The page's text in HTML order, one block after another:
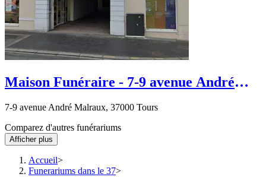
Maison Funéraire - 7-9 avenue André
7-9 avenue André Malraux, 37000 Tours
Comparez d'autres funérariums
Afficher plus
Accueil
Funerariums dans le 37